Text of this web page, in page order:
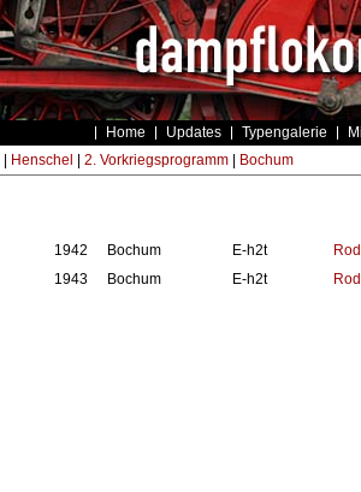
Home Updates Typengalerie
Henschel 2. Vorkriegsprogramm| Bochum
1942 Bochum E-h2t
1943 Bochum E-h2t